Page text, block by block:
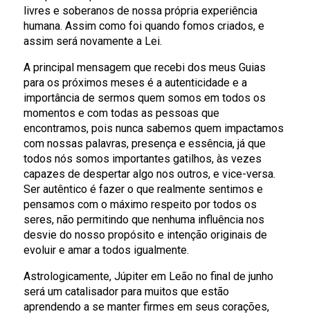
livres e soberanos de nossa própria experiência
humana. Assim como foi quando fomos criados, e
assim será novamente a Lei.
A principal mensagem que recebi dos meus Guias
para os próximos meses é a autenticidade e a
importância de sermos quem somos em todos os
momentos e com todas as pessoas que
encontramos, pois nunca sabemos quem impactamos
com nossas palavras, presença e essência, já que
todos nós somos importantes gatilhos, às vezes
capazes de despertar algo nos outros, e vice-versa.
Ser autêntico é fazer o que realmente sentimos e
pensamos com o máximo respeito por todos os
seres, não permitindo que nenhuma influência nos
desvie do nosso propósito e intenção originais de
evoluir e amar a todos igualmente.
Astrologicamente, Júpiter em Leão no final de junho
será um catalisador para muitos que estão
aprendendo a se manter firmes em seus corações,